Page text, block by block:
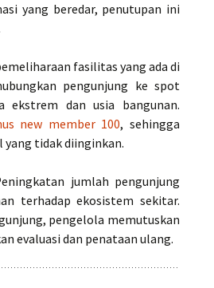
yang beredar, penutupan ini
fasilitas yang ada di
pengunjung ke spot
ekstrem dan usia bangunan.
new member 100, sehingga
yang tidak diinginkan.
jumlah pengunjung
terhadap ekosistem sekitar.
pengelola memutuskan
evaluasi dan penataan ulang.